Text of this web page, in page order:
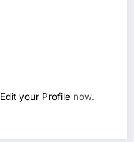
Edit your Profile now.